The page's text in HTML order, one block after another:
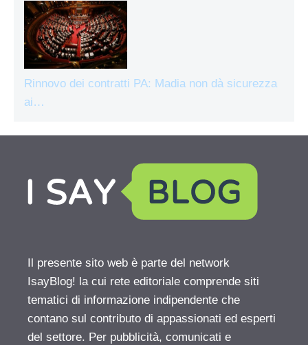
Rinnovo dei contratti PA: Madia non dà sicurezza
ai…
Il presente sito web è parte del network
IsayBlog! la cui rete editoriale comprende siti
tematici di informazione indipendente che
contano sul contributo di appassionati ed esperti
del settore. Per pubblicità, comunicati e